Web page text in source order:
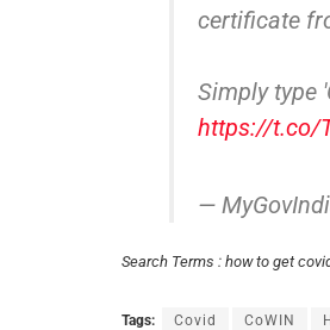
certificate
Simply type
https://t.co/
—
Search Terms : how to get
Tags: Covid CoWIN